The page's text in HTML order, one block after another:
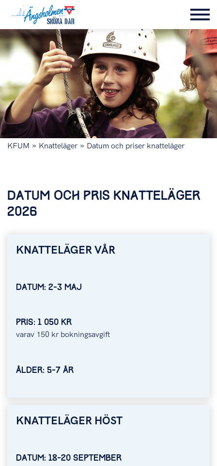
KFUM » Knatteläger » Datum och priser knatteläger
DATUM OCH PRIS KNATTELÄGER
2026
KNATTELÄGER VÅR
DATUM: 2-3 MAJ
PRIS: 1 050 KR
varav 150 kr bokningsavgift
ÅLDER: 5-7 ÅR
KNATTELÄGER HÖST
DATUM: 18-20 SEPTEMBER